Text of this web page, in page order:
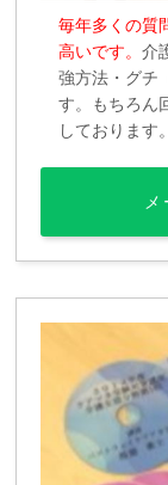
毎年多くの質
高いです。介
強方法・グチ
す。もちろん
しております。